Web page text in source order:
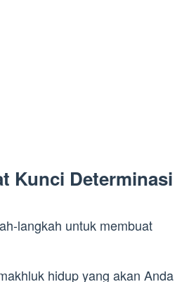
Kunci Determinasi
langkah untuk membuat
hidup yang akan Anda